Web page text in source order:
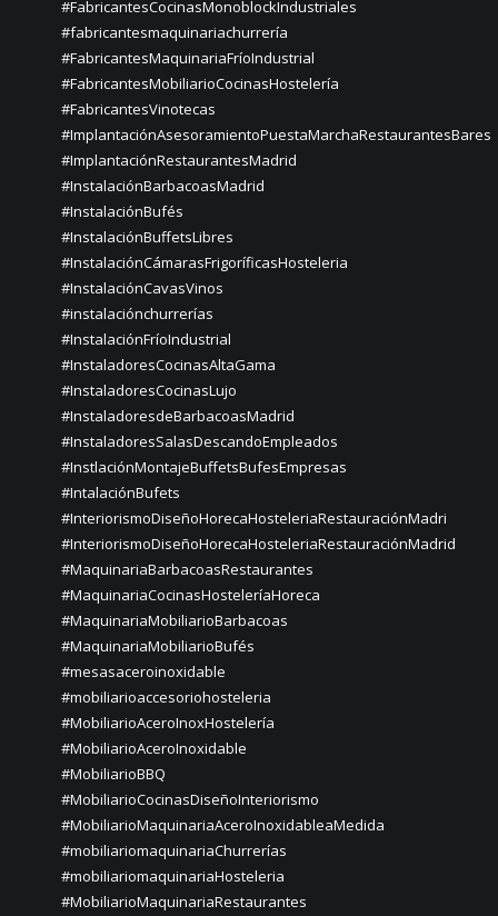
#FabricantesCocinasMonoblockIndustriales
#fabricantesmaquinariachurrería
#FabricantesMaquinariaFríoIndustrial
#FabricantesMobiliarioCocinasHostelería
#FabricantesVinotecas
#ImplantaciónAsesoramientoPuestaMarchaRestaurantesBares
#ImplantaciónRestaurantesMadrid
#InstalaciónBarbacoasMadrid
#InstalaciónBufés
#InstalaciónBuffetsLibres
#InstalaciónCámarasFrigoríficasHosteleria
#InstalaciónCavasVinos
#instalaciónchurrerías
#InstalaciónFríoIndustrial
#InstaladoresCocinasAltaGama
#InstaladoresCocinasLujo
#InstaladoresdeBarbacoasMadrid
#InstaladoresSalasDescandoEmpleados
#InstlaciónMontajeBuffetsBufesEmpresas
#IntalaciónBufets
#InteriorismoDiseñoHorecaHosteleriaRestauraciónMadri
#InteriorismoDiseñoHorecaHosteleriaRestauraciónMadrid
#MaquinariaBarbacoasRestaurantes
#MaquinariaCocinasHosteleríaHoreca
#MaquinariaMobiliarioBarbacoas
#MaquinariaMobiliarioBufés
#mesasaceroinoxidable
#mobiliarioaccesoriohosteleria
#MobiliarioAceroInoxHostelería
#MobiliarioAceroInoxidable
#MobiliarioBBQ
#MobiliarioCocinasDiseñoInteriorismo
#MobiliarioMaquinariaAceroInoxidableaMedida
#mobiliariomaquinariaChurrerías
#mobiliariomaquinariaHosteleria
#MobiliarioMaquinariaRestaurantes